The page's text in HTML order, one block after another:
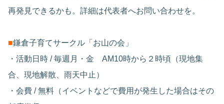
再発見できるかも。詳細は代表者へお問い合わせを。
■鎌倉子育てサークル「お山の会」
・活動日時 / 毎週月・金 AM10時から２時頃（現地集
合、現地解散、雨天中止）
・会費 / 無料（イベントなどで費用が発生した場合はその